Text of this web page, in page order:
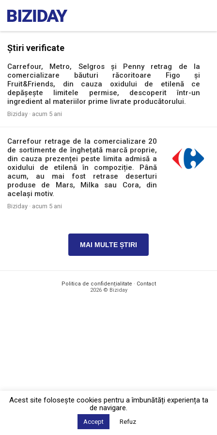
Știri verificate
Carrefour, Metro, Selgros și Penny retrag de la
comercializare băuturi răcoritoare Figo și
Fruit&Friends, din cauza oxidului de etilenă ce
depășește limitele permise, descoperit într-un
ingredient al materiilor prime livrate producătorului.
Biziday · acum 5 ani
Carrefour retrage de la comercializare 20
de sortimente de înghețată marcă proprie,
din cauza prezenței peste limita admisă a
oxidului de etilenă în compoziție. Până
acum, au mai fost retrase deserturi
produse de Mars, Milka sau Cora, din
același motiv.
Biziday · acum 5 ani
MAI MULTE ȘTIRI
Politica de confidențialitate · Contact
2026 © Biziday
Acest site foloseşte cookies pentru a îmbunătăți experiența ta
de navigare.
Accept Refuz